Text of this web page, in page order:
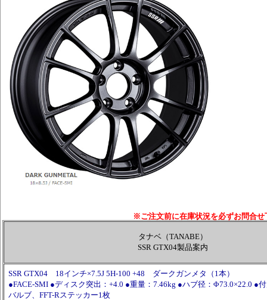
※ご注文前に在庫状況を必ずお問合せ
タナベ（TANABE）
SSR GTX04製品案内
SSR GTX04 18インチ×7.5J 5H-100 +48 ダークガンメタ（1本）
●FACE-SMI ●ディスク突出：+4.0 ●重量：7.46kg ●ハブ径：Φ73.0×22.0 ●
バルブ、FFT-Rステッカー1枚